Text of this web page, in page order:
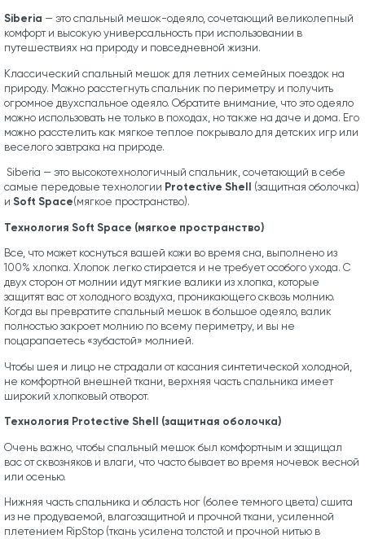
Siberia — это спальный мешок-одеяло, сочетающий великолепный
комфорт и высокую универсальность при использовании в
путешествиях на природу и повседневной жизни.
Классический спальный мешок для летних семейных поездок на
природу. Можно расстегнуть спальник по периметру и получить
огромное двухспальное одеяло. Обратите внимание, что это одеяло
можно использовать не только в походах, но также на даче и дома. Его
можно расстелить как мягкое теплое покрывало для детских игр или
веселого завтрака на природе.
Siberia — это высокотехнологичный спальник, сочетающий в себе
самые передовые технологии Protective Shell (защитная оболочка)
и Soft Space(мягкое пространство).
Технология Soft Space (мягкое пространство)
Все, что может коснуться вашей кожи во время сна, выполнено из
100% хлопка. Хлопок легко стирается и не требует особого ухода. С
двух сторон от молнии идут мягкие валики из хлопка, которые
защитят вас от холодного воздуха, проникающего сквозь молнию.
Когда вы превратите спальный мешок в большое одеяло, валик
полностью закроет молнию по всему периметру, и вы не
поцарапаетесь «зубастой» молнией.
Чтобы шея и лицо не страдали от касания синтетической холодной,
не комфортной внешней ткани, верхняя часть спальника имеет
широкий хлопковый отворот.
Технология Protective Shell (защитная оболочка)
Очень важно, чтобы спальный мешок был комфортным и защищал
вас от сквозняков и влаги, что часто бывает во время ночевок весной
или осенью.
Нижняя часть спальника и область ног (более темного цвета) сшита
из не продуваемой, влагозащитной и прочной ткани, усиленной
плетением RipStop (ткань усилена толстой и прочной нитью в